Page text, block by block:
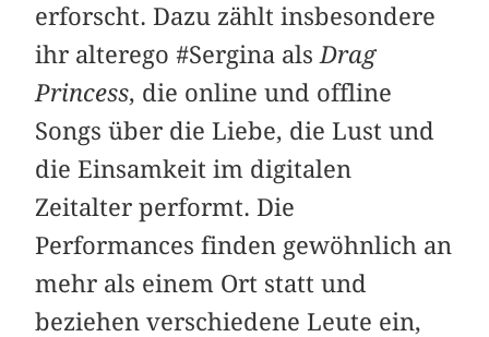
erforscht. Dazu zählt insbesondere
ihr alterego #Sergina als Drag
Princess, die online und offline
Songs über die Liebe, die Lust und
die Einsamkeit im digitalen
Zeitalter performt. Die
Performances finden gewöhnlich an
mehr als einem Ort statt und
beziehen verschiedene Leute ein,